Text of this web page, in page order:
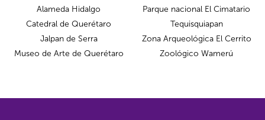
Alameda Hidalgo
Catedral de Querétaro
Jalpan de Serra
Museo de Arte de Querétaro
Parque nacional El Cimatario
Tequisquiapan
Zona Arqueológica El Cerrito
Zoológico Wamerú